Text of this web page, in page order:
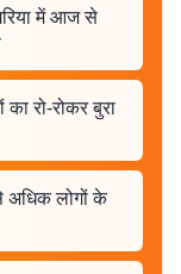
में आज से
रो-रोकर बुरा
अधिक लोगों के